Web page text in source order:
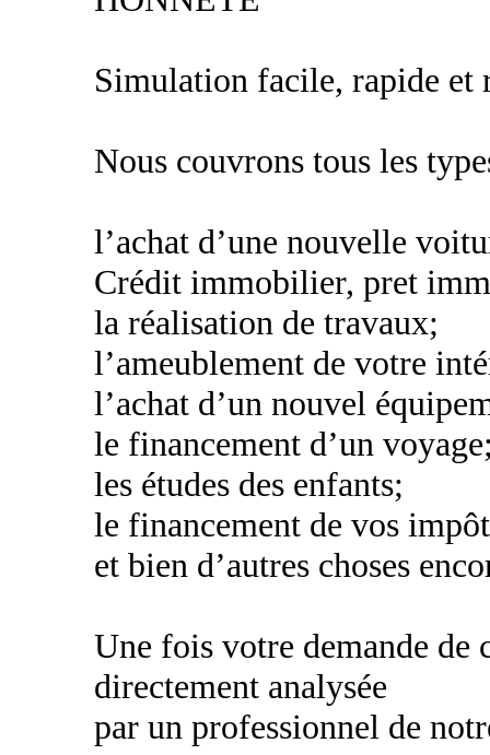
Simulation facile, rapide et
Nous couvrons tous les
l’achat d’une nouvelle
Crédit immobilier, pret
la réalisation de travaux;
l’ameublement de votre
l’achat d’un nouvel
le financement d’un
les études des enfants;
le financement de vos
et bien d’autres choses
Une fois votre demande
directement analysée
par un professionnel de